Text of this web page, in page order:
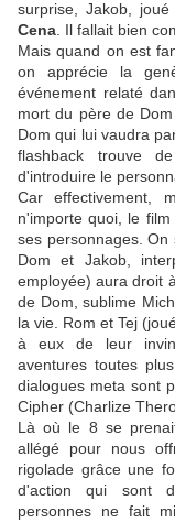
surprise, Jakob,
Cena . Il fallait bien
Mais quand on est
on apprécie la
événement relaté
mort du père de
Dom qui lui vaudra
flashback trouve
d'introduire le
Car effectivement,
n'importe quoi, le
ses personnages.
Dom et Jakob,
employée) aura droit
de Dom, sublime
la vie. Rom et Tej
à eux de leur
aventures toutes
dialogues meta sont
Cipher (Charlize
Là où le 8 se
allégé pour nous
rigolade grâce une
d'action qui sont
personnes ne fait